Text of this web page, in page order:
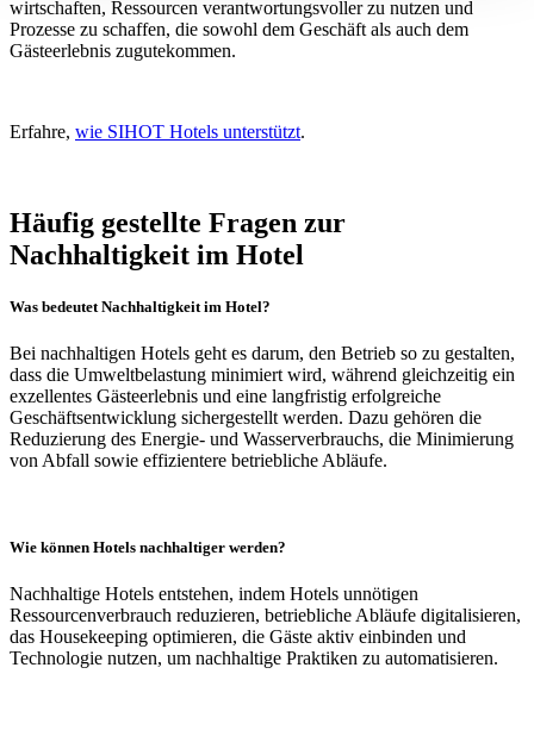
wirtschaften, Ressourcen verantwortungsvoller zu nutzen und
Prozesse zu schaffen, die sowohl dem Geschäft als auch dem
Gästeerlebnis zugutekommen.
Erfahre, wie SIHOT Hotels unterstützt.
Häufig gestellte Fragen zur
Nachhaltigkeit im Hotel
Was bedeutet Nachhaltigkeit im Hotel?
Bei nachhaltigen Hotels geht es darum, den Betrieb so zu gestalten,
dass die Umweltbelastung minimiert wird, während gleichzeitig ein
exzellentes Gästeerlebnis und eine langfristig erfolgreiche
Geschäftsentwicklung sichergestellt werden. Dazu gehören die
Reduzierung des Energie- und Wasserverbrauchs, die Minimierung
von Abfall sowie effizientere betriebliche Abläufe.
Wie können Hotels nachhaltiger werden?
Nachhaltige Hotels entstehen, indem Hotels unnötigen
Ressourcenverbrauch reduzieren, betriebliche Abläufe digitalisieren,
das Housekeeping optimieren, die Gäste aktiv einbinden und
Technologie nutzen, um nachhaltige Praktiken zu automatisieren.